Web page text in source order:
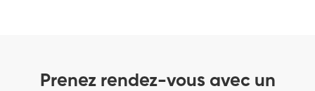
Prenez rendez-vous avec un